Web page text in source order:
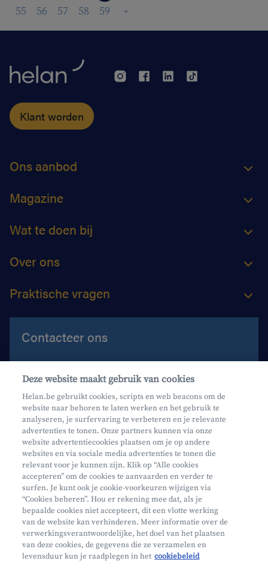
55
56 57 58 59
Klant worden
Ons aanbod
Magazine
Wat te doen bij
Over ons
Praktische vragen
Contacteer ons
Contacteer ons
Maak een afspraak
Waar vind je ons?
Mifid
Privacy
Juridische info
Onderworpen aan de controle van CDZ
Deze website maakt gebruik van cookies
Helan.be gebruikt cookies, scripts en web beacons om de
website naar behoren te laten werken en het gebruik te
analyseren, je surfervaring te verbeteren en je relevante
advertenties te tonen. Onze partners kunnen via onze
website advertentiecookies plaatsen om je op andere
websites en via sociale media advertenties te tonen die
relevant voor je kunnen zijn. Klik op “Alle cookies
accepteren” om de cookies te aanvaarden en verder te
surfen. Je kunt ook je cookie-voorkeuren wijzigen via
“Cookies beheren”. Hou er rekening mee dat, als je
bepaalde cookies niet accepteert, dit een vlotte werking
van de website kan verhinderen. Meer informatie over de
verwerkingsverantwoordelijke, het doel van het plaatsen
van deze cookies, de gegevens die ze verzamelen en
levensduur kun je raadplegen in het cookiebeleid